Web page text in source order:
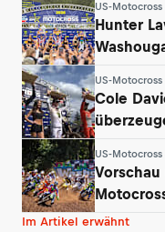
US-
Hunter
US-
Cole
US-
Vorschau
Washougal
Im Artikel erwähnt